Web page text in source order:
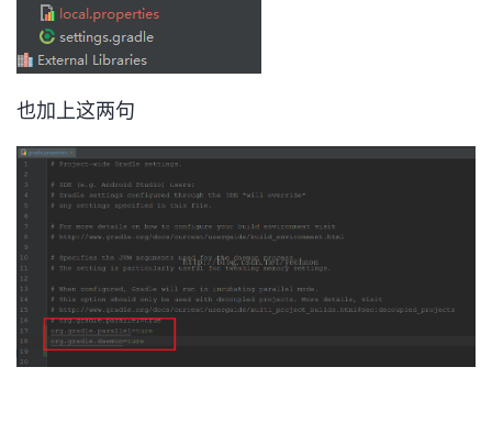
也加上这两句